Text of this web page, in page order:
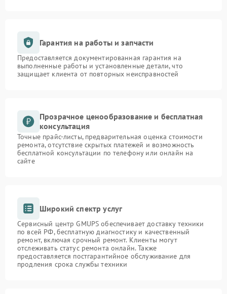
Гарантия на работы и запчасти
Предоставляется документированная гарантия на
выполненные работы и установленные детали, что
защищает клиента от повторных неисправностей
Прозрачное ценообразование и бесплатная
консультация
Точные прайс-листы, предварительная оценка стоимости
ремонта, отсутствие скрытых платежей и возможность
бесплатной консультации по телефону или онлайн на
сайте
Широкий спектр услуг
Сервисный центр GMUPS обеспечивает доставку техники
по всей РФ, бесплатную диагностику и качественный
ремонт, включая срочный ремонт. Клиенты могут
отслеживать статус ремонта онлайн. Также
предоставляется постгарантийное обслуживание для
продления срока службы техники